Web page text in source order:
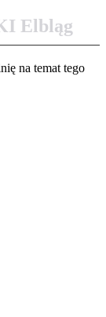
Elbląg
na temat tego